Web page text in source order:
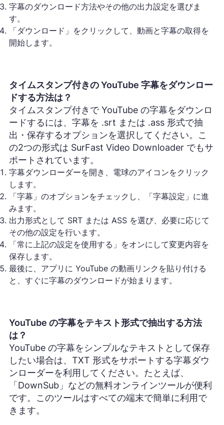
字幕のダウンロード方法やその他の出力設定を選びま
す。
「ダウンロード」をクリックして、動画と字幕の取得を
開始します。
タイムスタンプ付きの YouTube 字幕をダウンロー
ドする方法は？
タイムスタンプ付きで YouTube の字幕をダウンロ
ードするには、字幕を .srt または .ass 形式で抽
出・保存するオプションを選択してください。こ
の2つの形式は SurFast Video Downloader でもサ
ポートされています。
字幕ダウンローダーを開き、電球のアイコンをクリック
します。
「字幕」のオプションをチェックし、「字幕設定」に進
みます。
出力形式として SRT または ASS を選び、必要に応じて
その他の設定を行います。
「常に上記の設定を使用する」をオンにして変更内容を
保存します。
最後に、アプリに YouTube の動画リンクを貼り付ける
と、すぐに字幕のダウンロードが始まります。
YouTube の字幕をテキスト形式で抽出する方法
は？
YouTube の字幕をシンプルなテキストとして保存
したい場合は、TXT 形式をサポートする字幕ダウ
ンローダーを利用してください。たとえば、
「DownSub」などの無料オンラインツールが便利
です。このツールはすべての端末で簡単に利用で
きます。